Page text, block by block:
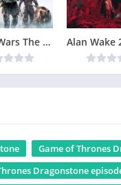
Crown Wars The Black Prince Version Complète jeu pour PC
Game of Thrones
Dragonstone